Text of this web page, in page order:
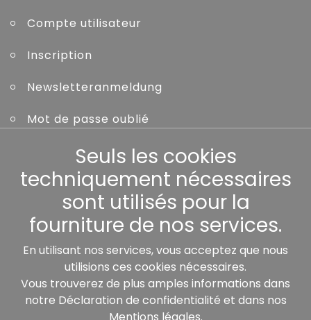
Compte utilisateur
Inscription
Newsletteranmeldung
Mot de passe oublié
Nos partenaires:
Seuls les cookies
techniquement nécessaires
sont utilisés pour la
fourniture de nos services.
En utilisant nos services, vous acceptez que nous
utilisions ces cookies nécessaires.
Vous trouverez de plus amples informations dans
notre Déclaration de confidentialité et dans nos